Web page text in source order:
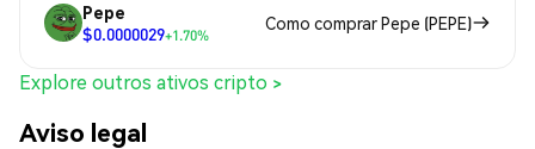
Pepe
$0.0000029+1.70%
Como comprar Pepe (PEPE)
Explore outros ativos cripto >
Aviso legal